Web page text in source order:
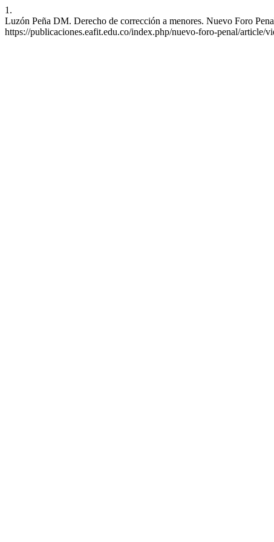
1.
Luzón Peña DM. Derecho de corrección a menores. Nuevo Foro
https://publicaciones.eafit.edu.co/index.php/nuevo-foro-penal/article/